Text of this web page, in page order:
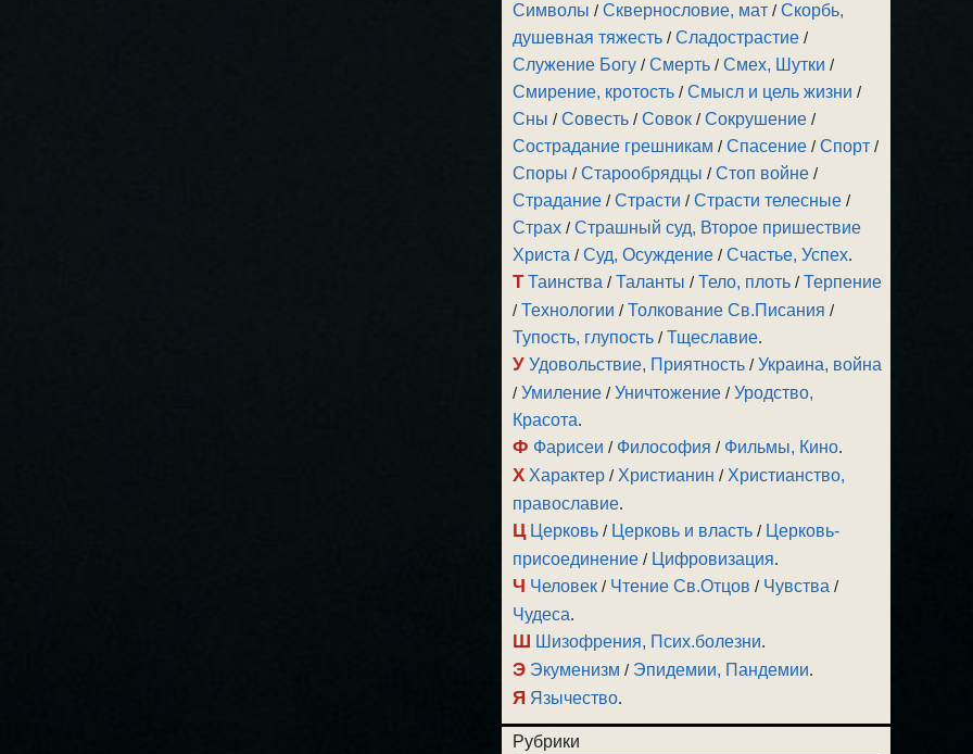
Символы /Сквернословие, мат /Скорбь,
душевная тяжесть /Сладострастие /
Служение Богу /Смерть /Смех, Шутки /
Смирение, кротость /Смысл и цель жизни /
Сны /Совесть /Совок /Сокрушение /
Сострадание грешникам /Спасение /Спорт /
Споры /Старообрядцы /Стоп войне /
Страдание /Страсти /Страсти телесные /
Страх /Страшный суд, Второе пришествие
Христа /Суд, Осуждение /Счастье, Успех.
Т Таинства /Таланты /Тело, плоть /Терпение
/Технологии /Толкование Св.Писания /
Тупость, глупость /Тщеславие.
У Удовольствие, Приятность /Украина, война
/Умиление /Уничтожение /Уродство,
Красота.
Ф Фарисеи / Философия / Фильмы, Кино.
Х Характер / Христианин / Христианство,
православие.
Ц Церковь / Церковь и власть / Церковь-
присоединение / Цифровизация.
Ч Человек / Чтение Св.Отцов / Чувства /
Чудеса.
Ш Шизофрения, Псих.болезни.
Э Экуменизм / Эпидемии, Пандемии.
Я Язычество.
Рубрики